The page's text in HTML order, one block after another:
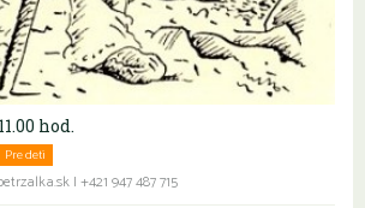
hod.
Pre deti
| +421 947 487 715